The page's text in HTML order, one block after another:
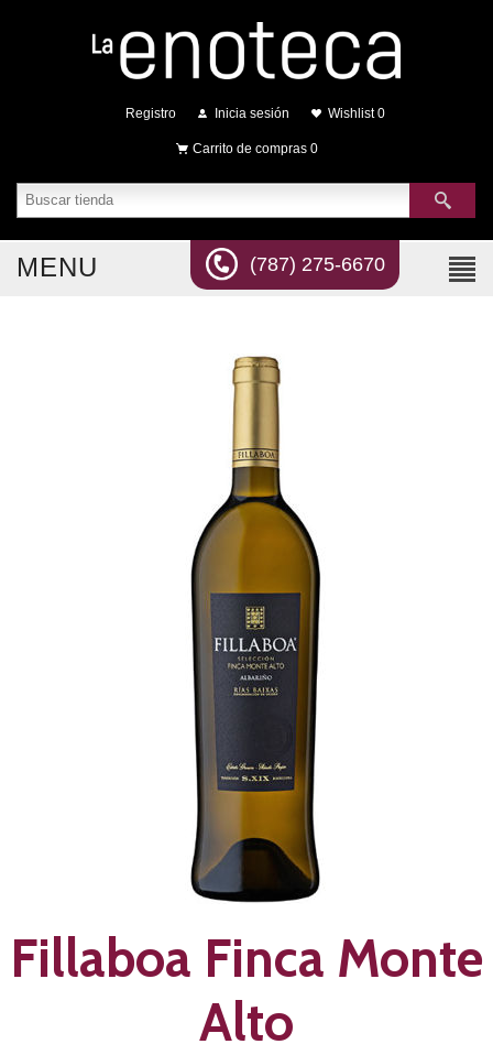
Registro Inicia sesión Wishlist 0
Carrito de compras 0
(787) 275-6670
MENU
Fillaboa Finca Monte
Alto